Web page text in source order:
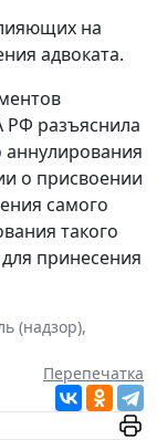
на
адвоката.
РФ разъяснила
о присвоении
самого
такого
принесения
(надзор),
Перепечатка